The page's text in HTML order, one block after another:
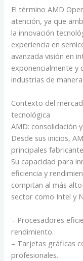
El término AMD
atención, ya que
la innovación
experiencia en
avanzada visión en
exponencialmente y
industrias de
Contexto del
tecnológica
AMD: consolidación
Desde sus inicios,
principales
Su capacidad para
eficiencia y
compitan al más
sector como Intel y
– Procesadores
rendimiento.
– Tarjetas gráficas
profesionales.